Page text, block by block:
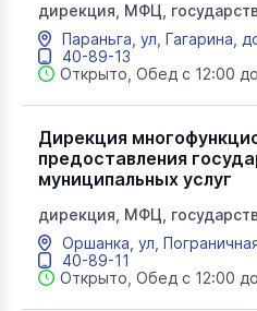
дирекция, МФЦ,
услуги, мои документы
Параньга, ул, Гагарина,
40-89-13
Открыто, Обед с 12:00
Дирекция
предоставления
муниципальных услуг
дирекция, МФЦ,
услуги, мои документы
Оршанка, ул,
40-89-11
Открыто, Обед с 12:00